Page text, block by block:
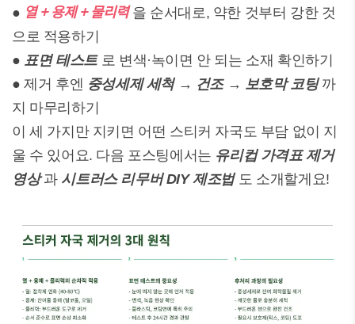
● 열 + 용제 + 물리력 을 순서대로, 약한 것부터 강한 것
으로 적용하기
● 표면 테스트 로 변색·녹이면 안 되는 소재 확인하기
● 제거 후엔 중성세제 세척 → 건조 → 보호막 코팅 까
지 마무리하기
이 세 가지만 지키면 어떤 스티커 자국도 부담 없이 지
울 수 있어요. 다음 포스팅에서는 유리컵 가격표 제거
영상 과 시트러스 리무버 DIY 제조법 도 소개할게요!